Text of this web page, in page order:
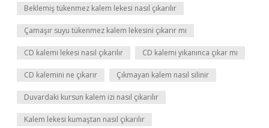
Beklemiş tükenmez kalem lekesi nasıl çıkarılır
Çamaşır suyu tükenmez kalem lekesini çıkarır mı
CD kalemi lekesi nasıl çıkarılır CD kalemi yıkanınca çıkar mı
CD kalemini ne çıkarır Çıkmayan kalem nasıl silinir
Duvardaki kursun kalem izi nasıl çıkarılır
Kalem lekesi kumaştan nasıl çıkarılır